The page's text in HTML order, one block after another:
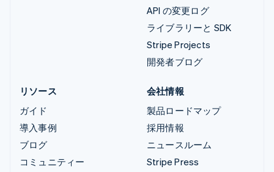
API の変更ログ
ライブラリーと SDK
Stripe Projects
開発者ブログ
リソース
ガイド
導入事例
ブログ
コミュニティー
会社情報
製品ロードマップ
採用情報
ニュースルーム
Stripe Press